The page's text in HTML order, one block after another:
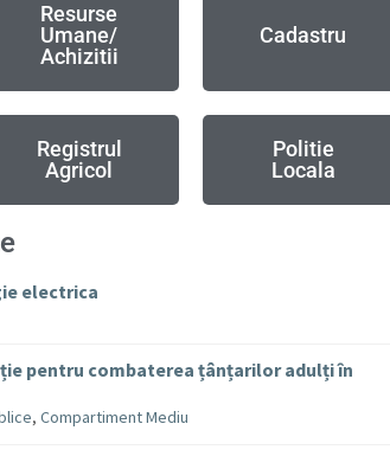
Resurse
Umane/
Achizitii
Cadastru
Registrul
Agricol
Politie
Locala
electrica
pentru combaterea țânțarilor adulți în
,Compartiment Mediu